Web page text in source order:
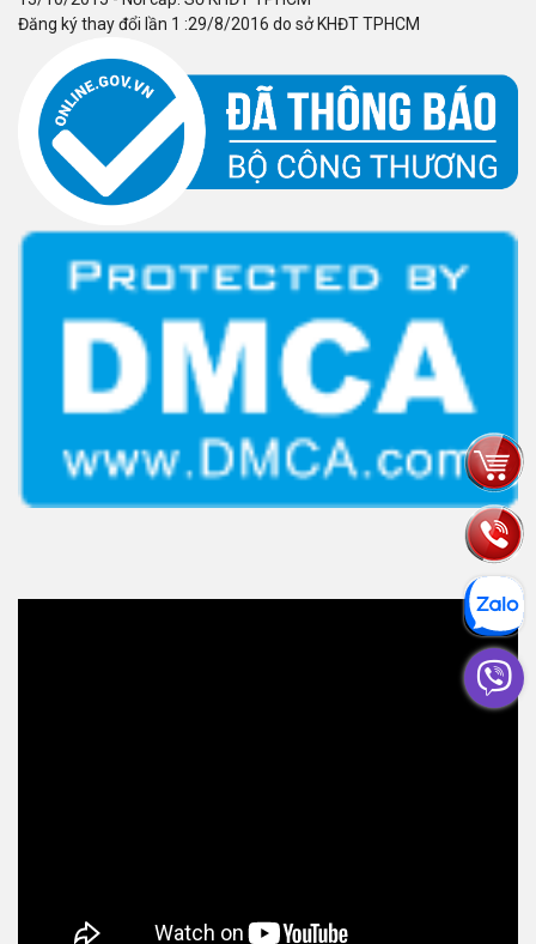
Đăng ký thay đổi lần 1 :29/8/2016 do sở KHĐT TPHCM